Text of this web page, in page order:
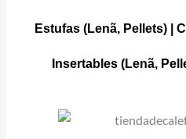
Estufas (Lenã, Pellets)
Insertables (Lenã,